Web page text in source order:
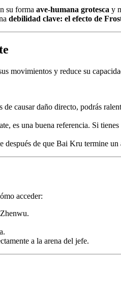
su forma ave-humana grotesca y
debilidad clave: el efecto de
movimientos y reduce su
causar daño directo, podrás
es una buena referencia. Si
de que Bai Kru termine
acceder:
a la arena del jefe.